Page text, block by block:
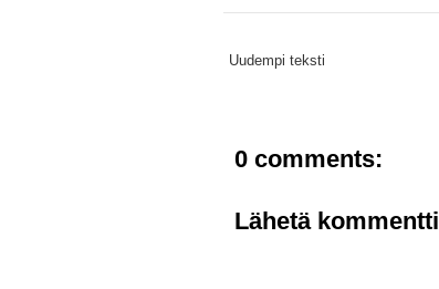
Uudempi teksti
0 comments:
Lähetä kommentti